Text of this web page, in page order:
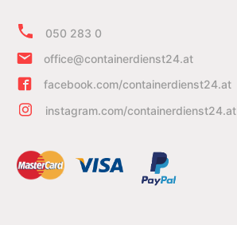
050 283 0
office@containerdienst24.at
facebook.com/containerdienst24.at
instagram.com/containerdienst24.at